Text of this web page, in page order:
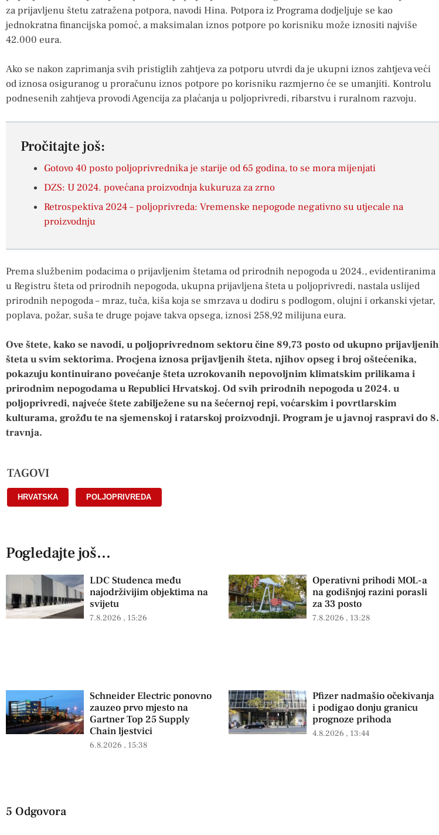
za prijavljenu štetu zatražena potpora, navodi Hina. Potpora iz Programa dodjeljuje se kao
jednokratna financijska pomoć, a maksimalan iznos potpore po korisniku može iznositi najviše
42.000 eura.
Ako se nakon zaprimanja svih pristiglih zahtjeva za potporu utvrdi da je ukupni iznos zahtjeva veći
od iznosa osiguranog u proračunu iznos potpore po korisniku razmjerno će se umanjiti. Kontrolu
podnesenih zahtjeva provodi Agencija za plaćanja u poljoprivredi, ribarstvu i ruralnom razvoju.
Pročitajte još:
Gotovo 40 posto poljoprivrednika je starije od 65 godina, to se mora mijenjati
DZS: U 2024. povećana proizvodnja kukuruza za zrno
Retrospektiva 2024 – poljoprivreda: Vremenske nepogode negativno su utjecale na
proizvodnju
Prema službenim podacima o prijavljenim štetama od prirodnih nepogoda u 2024., evidentiranima
u Registru šteta od prirodnih nepogoda, ukupna prijavljena šteta u poljoprivredi, nastala uslijed
prirodnih nepogoda – mraz, tuča, kiša koja se smrzava u dodiru s podlogom, olujni i orkanski vjetar,
poplava, požar, suša te druge pojave takva opsega, iznosi 258,92 milijuna eura.
Ove štete, kako se navodi, u poljoprivrednom sektoru čine 89,73 posto od ukupno prijavljenih
šteta u svim sektorima. Procjena iznosa prijavljenih šteta, njihov opseg i broj oštećenika,
pokazuju kontinuirano povećanje šteta uzrokovanih nepovoljnim klimatskim prilikama i
prirodnim nepogodama u Republici Hrvatskoj. Od svih prirodnih nepogoda u 2024. u
poljoprivredi, najveće štete zabilježene su na šećernoj repi, voćarskim i povrtlarskim
kulturama, grožđu te na sjemenskoj i ratarskoj proizvodnji. Program je u javnoj raspravi do 8.
travnja.
TAGOVI
HRVATSKA POLJOPRIVREDA
Pogledajte još...
LDC Studenca među
najodrživijim objektima na
svijetu
7.8.2026 15:26
Operativni prihodi MOL-a
na godišnjoj razini porasli
za 33 posto
7.8.2026 13:28
Schneider Electric ponovno
zauzeo prvo mjesto na
Gartner Top 25 Supply
Chain ljestvici
6.8.2026 15:38
Pfizer nadmašio očekivanja
i podigao donju granicu
prognoze prihoda
4.8.2026 13:44
5 Odgovora